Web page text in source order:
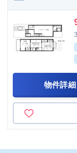
物件詳細